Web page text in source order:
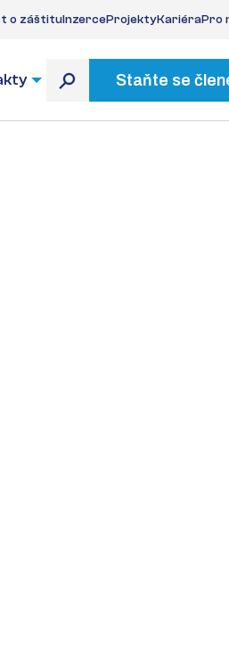
o záštituInzerceProjektyKariéraPro
Staňte se